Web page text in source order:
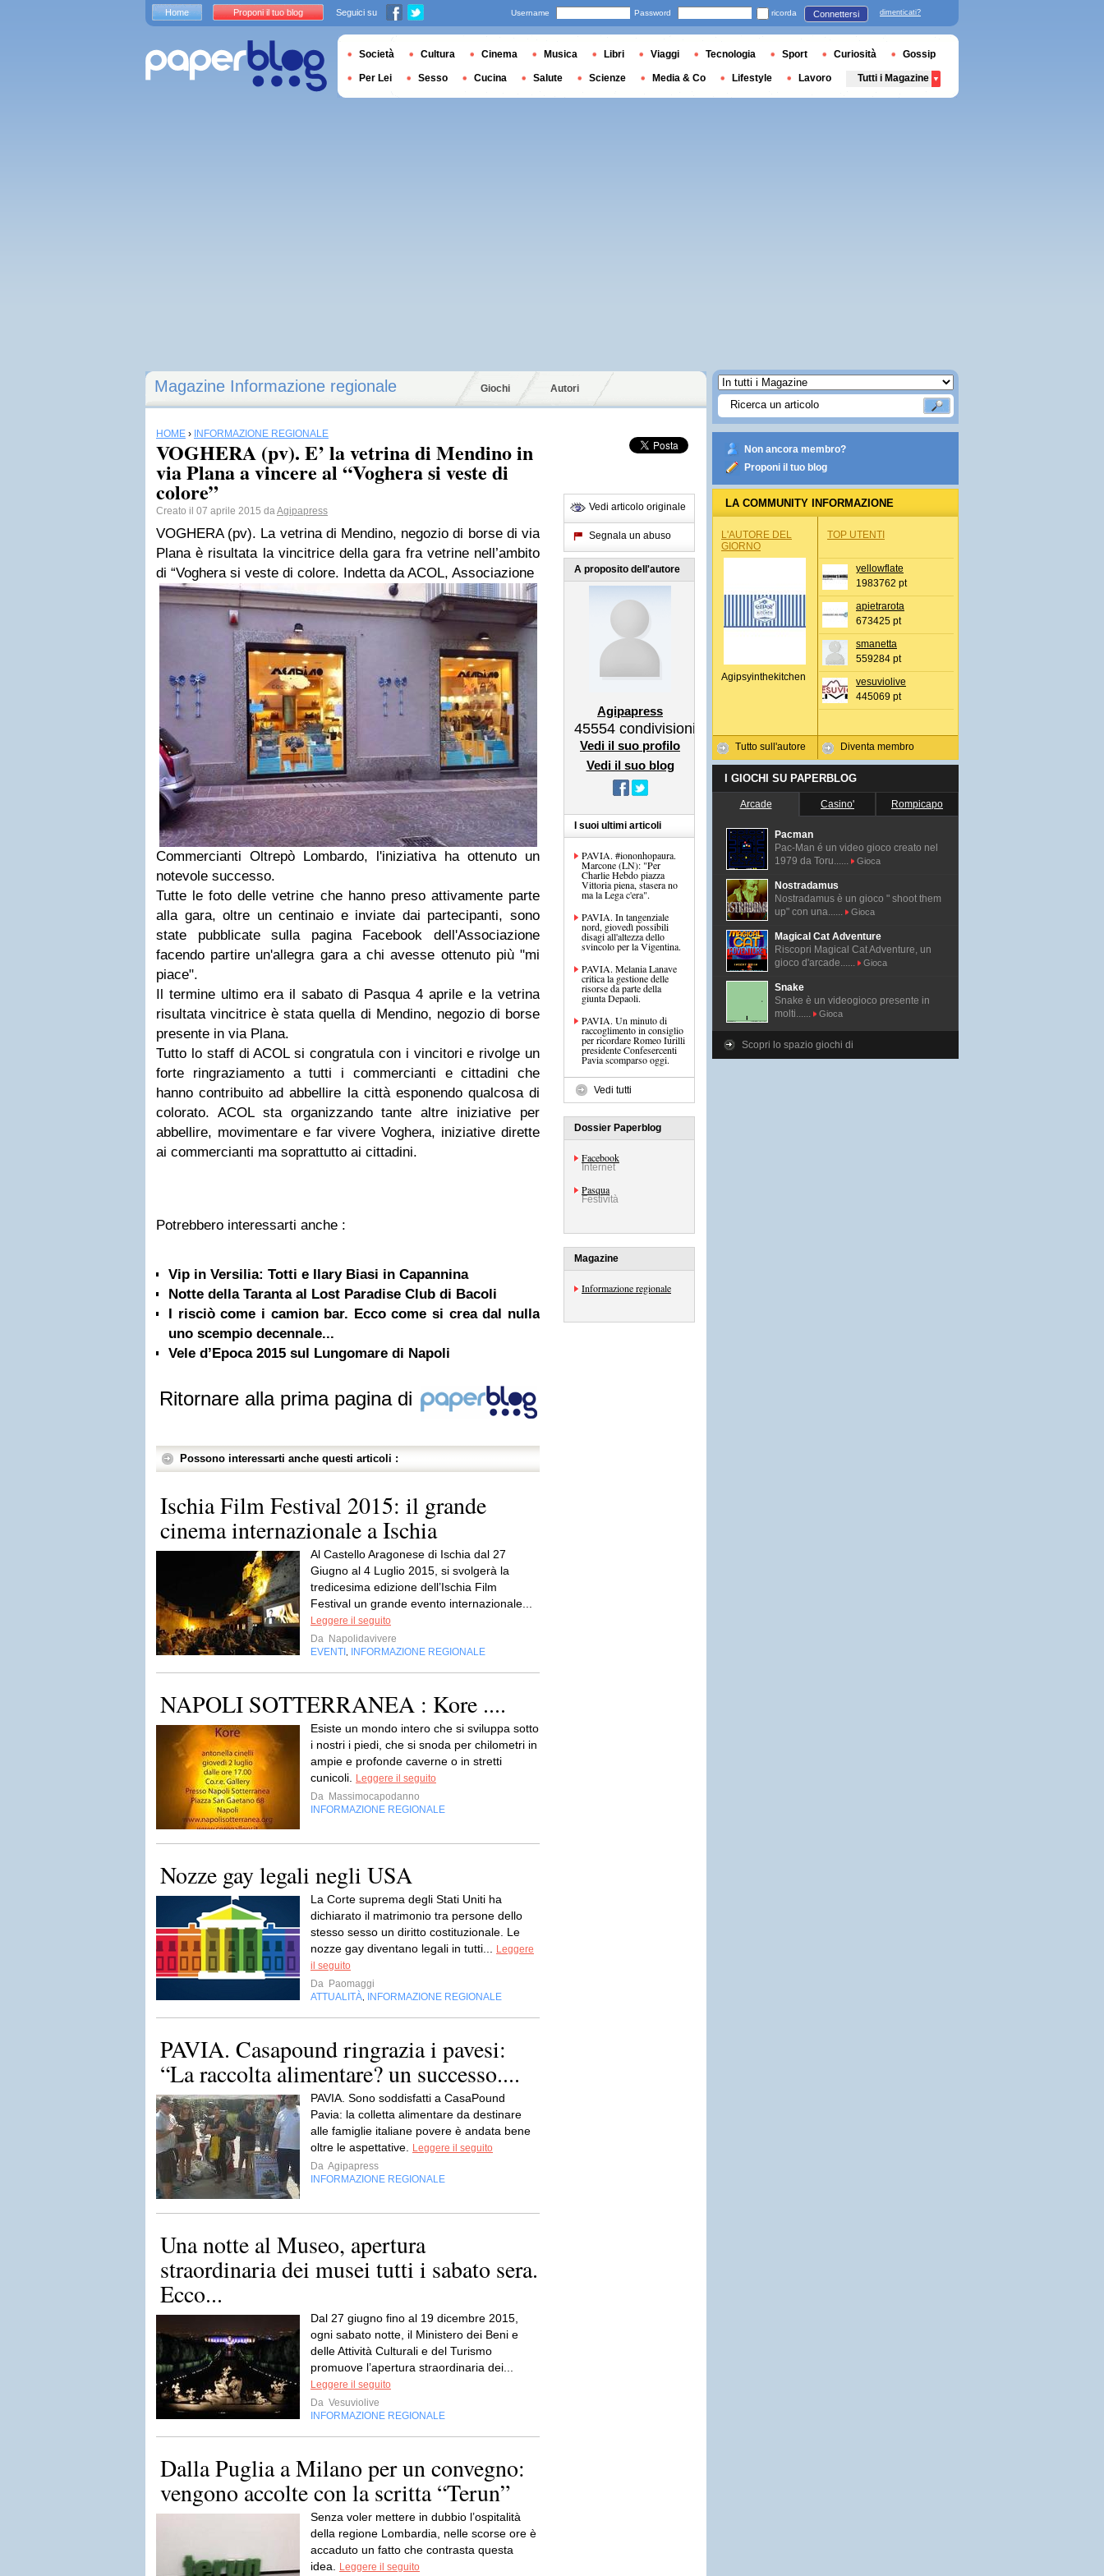
Magazine Informazione regionale Giochi Autori
HOME › INFORMAZIONE REGIONALE
VOGHERA (pv). E’ la vetrina di Mendino in
via Plana a vincere al “Voghera si veste di
colore”
Creato il 07 aprile 2015 daAgipapress
VOGHERA (pv). La vetrina di Mendino, negozio di borse di via
Plana è risultata la vincitrice della gara fra vetrine nell’ambito
di “Voghera si veste di colore. Indetta da ACOL, Associazione
Commercianti Oltrepò Lombardo, l'iniziativa ha ottenuto un
notevole successo.
Tutte le foto delle vetrine che hanno preso attivamente parte
alla gara, oltre un centinaio e inviate dai partecipanti, sono
state pubblicate sulla pagina Facebook dell'Associazione
facendo partire un'allegra gara a chi avesse ottenuto più "mi
piace".
Il termine ultimo era il sabato di Pasqua 4 aprile e la vetrina
risultata vincitrice è stata quella di Mendino, negozio di borse
presente in via Plana.
Tutto lo staff di ACOL si congratula con i vincitori e rivolge un
forte ringraziamento a tutti i commercianti e cittadini che
hanno contribuito ad abbellire la città esponendo qualcosa di
colorato. ACOL sta organizzando tante altre iniziative per
abbellire, movimentare e far vivere Voghera, iniziative dirette
ai commercianti ma soprattutto ai cittadini.
Potrebbero interessarti anche :
Vip in Versilia: Totti e Ilary Biasi in Capannina
Notte della Taranta al Lost Paradise Club di Bacoli
I risciò come i camion bar. Ecco come si crea dal nulla
uno scempio decennale...
Vele d’Epoca 2015 sul Lungomare di Napoli
Ritornare alla prima pagina di
Possono interessarti anche questi articoli :
Ischia Film Festival 2015: il grande
cinema internazionale a Ischia
Al Castello Aragonese di Ischia dal 27
Giugno al 4 Luglio 2015, si svolgerà la
tredicesima edizione dell’Ischia Film
Festival un grande evento internazionale...
Leggere il seguito
Da Napolidavivere
EVENTI
INFORMAZIONE REGIONALE
NAPOLI SOTTERRANEA : Kore ....
Esiste un mondo intero che si sviluppa sotto
i nostri i piedi, che si snoda per chilometri in
ampie e profonde caverne o in stretti
cunicoli.
Leggere il seguito
Da Massimocapodanno
INFORMAZIONE REGIONALE
Nozze gay legali negli USA
La Corte suprema degli Stati Uniti ha
dichiarato il matrimonio tra persone dello
stesso sesso un diritto costituzionale. Le
nozze gay diventano legali in tutti...
Leggere
il seguito
Da Paomaggi
ATTUALITÀ
INFORMAZIONE REGIONALE
PAVIA. Casapound ringrazia i pavesi:
“La raccolta alimentare? un successo....
PAVIA. Sono soddisfatti a CasaPound
Pavia: la colletta alimentare da destinare
alle famiglie italiane povere è andata bene
oltre le aspettative.
Leggere il seguito
Da Agipapress
INFORMAZIONE REGIONALE
Una notte al Museo, apertura
straordinaria dei musei tutti i sabato sera.
Ecco...
Dal 27 giugno fino al 19 dicembre 2015,
ogni sabato notte, il Ministero dei Beni e
delle Attività Culturali e del Turismo
promuove l’apertura straordinaria dei...
Leggere il seguito
Da Vesuviolive
INFORMAZIONE REGIONALE
Dalla Puglia a Milano per un convegno:
vengono accolte con la scritta “Terun”
Senza voler mettere in dubbio l’ospitalità
della regione Lombardia, nelle scorse ore è
accaduto un fatto che contrasta questa
idea.
Leggere il seguito
Vedi articolo originale
Segnala un abuso
A proposito dell'autore
Agipapress
45554 condivisioni
Vedi il suo profilo
Vedi il suo blog
I suoi ultimi articoli
PAVIA. #iononhopaura.
Marcone (LN): "Per
Charlie Hebdo piazza
Vittoria piena, stasera no
ma la Lega c'era".
PAVIA. In tangenziale
nord, giovedì possibili
disagi all'altezza dello
svincolo per la Vigentina.
PAVIA. Melania Lanave
critica la gestione delle
risorse da parte della
giunta Depaoli.
PAVIA. Un minuto di
raccoglimento in consiglio
per ricordare Romeo Iurilli
presidente Confesercenti
Pavia scomparso oggi.
Vedi tutti
Dossier Paperblog
Facebook
Internet
Pasqua
Festività
Magazine
Informazione regionale
Non ancora membro?
Proponi il tuo blog
LA COMMUNITY INFORMAZIONE
REGIONALE
L'AUTORE DEL
GIORNO
Agipsyinthekitchen
Tutto sull'autore
TOP UTENTI
yellowflate
1983762 pt
apietrarota
673425 pt
smanetta
559284 pt
vesuviolive
445069 pt
Diventa membro
I GIOCHI SU PAPERBLOG
Arcade Casino' Rompicapo
Pacman
Pac-Man é un video gioco creato nel
1979 da Toru......
Gioca
Nostradamus
Nostradamus è un gioco " shoot them
up" con una......
Gioca
Magical Cat Adventure
Riscopri Magical Cat Adventure, un
gioco d'arcade......
Gioca
Snake
Snake è un videogioco presente in
molti......
Gioca
Scopri lo spazio giochi di
Home Proponi il tuo blog Seguici su Username Password ricorda Connettersi dimenticati?
Società Cultura Cinema Musica Libri Viaggi Tecnologia Sport Curiosità Gossip
Per Lei Sesso Cucina Salute Scienze Media & Co Lifestyle Lavoro Tutti i Magazine